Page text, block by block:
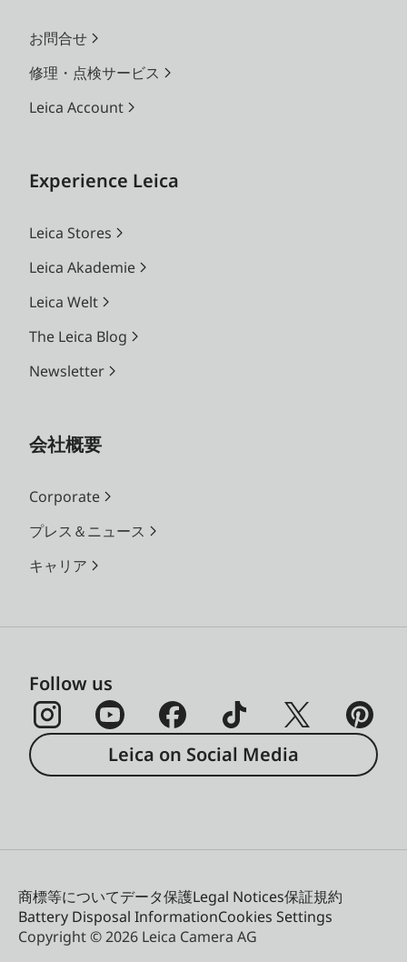
お問合せ
修理・点検サービス
Leica Account
Experience Leica
Leica Stores
Leica Akademie
Leica Welt
The Leica Blog
Newsletter
会社概要
Corporate
プレス＆ニュース
キャリア
Follow us
Leica on Social Media
商標等についてデータ保護Legal Notices保証規約
Battery Disposal InformationCookies Settings
Copyright © 2026 Leica Camera AG